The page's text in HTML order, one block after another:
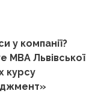
у компанії?
MBA Львівської
курсу